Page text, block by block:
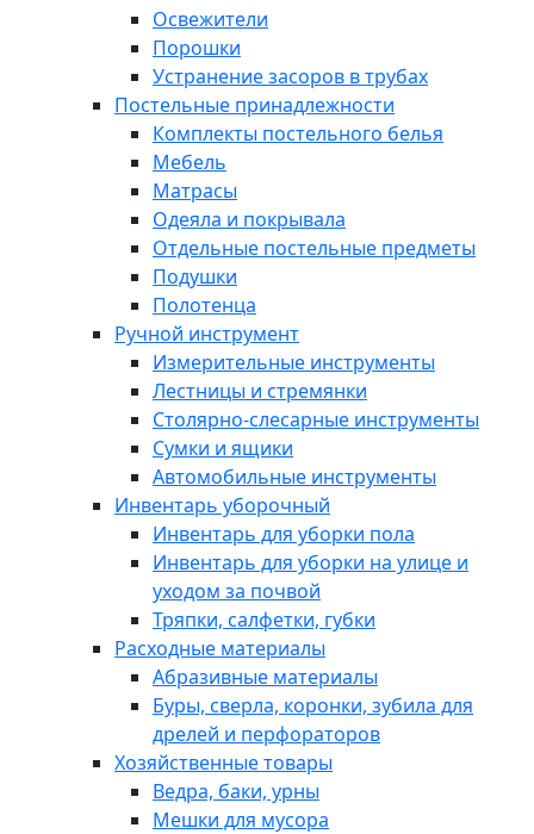
Освежители
Порошки
Устранение засоров в трубах
Постельные принадлежности
Комплекты постельного белья
Мебель
Матрасы
Одеяла и покрывала
Отдельные постельные предметы
Подушки
Полотенца
Ручной инструмент
Измерительные инструменты
Лестницы и стремянки
Столярно-слесарные инструменты
Сумки и ящики
Автомобильные инструменты
Инвентарь уборочный
Инвентарь для уборки пола
Инвентарь для уборки на улице и
уходом за почвой
Тряпки, салфетки, губки
Расходные материалы
Абразивные материалы
Буры, сверла, коронки, зубила для
дрелей и перфораторов
Хозяйственные товары
Ведра, баки, урны
Мешки для мусора